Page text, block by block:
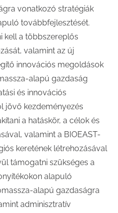
vonatkozó stratégiák
továbbfejlesztését.
kell a többszereplős
valamint az új
innovációs megoldások
alapú gazdaság
és innovációs
jövő kezdeményezés
a hatáskör, a célok és
valamint a BIOEAST-
keretének létrehozásával
támogatni szükséges a
alapuló
alapú gazdaságra
adminisztratív